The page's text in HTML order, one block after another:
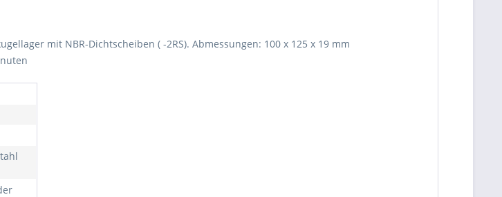
mit NBR-Dichtscheiben ( -2RS). Abmessungen: 100 x 125 x 19 mm